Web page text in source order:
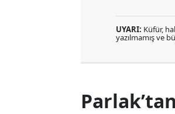
UYARI: Küfür,
yazılmamış ve